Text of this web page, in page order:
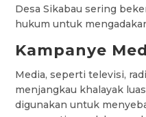
Desa Sikabau sering
hukum untuk
Kampanye
Media, seperti televisi,
menjangkau khalayak
digunakan untuk